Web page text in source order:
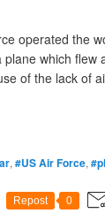
operated the
which
of the lack of
, #US Air Force,
Repost 0